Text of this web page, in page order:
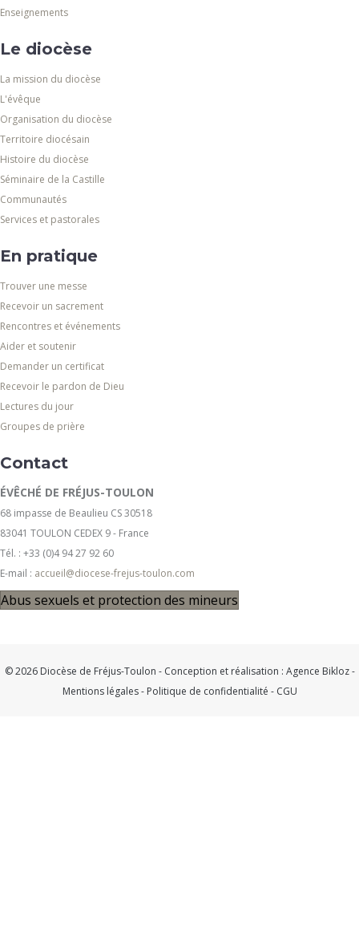
Enseignements
Le diocèse
La mission du diocèse
L'évêque
Organisation du diocèse
Territoire diocésain
Histoire du diocèse
Séminaire de la Castille
Communautés
Services et pastorales
En pratique
Trouver une messe
Recevoir un sacrement
Rencontres et événements
Aider et soutenir
Demander un certificat
Recevoir le pardon de Dieu
Lectures du jour
Groupes de prière
Contact
ÉVÊCHÉ DE FRÉJUS-TOULON
68 impasse de Beaulieu CS 30518
83041 TOULON CEDEX 9 - France
Tél. : +33 (0)4 94 27 92 60
E-mail : accueil@diocese-frejus-toulon.com
Abus sexuels et protection des mineurs
© 2026 Diocèse de Fréjus-Toulon - Conception et réalisation : Agence Bikloz-
Mentions légales- Politique de confidentialité - CGU